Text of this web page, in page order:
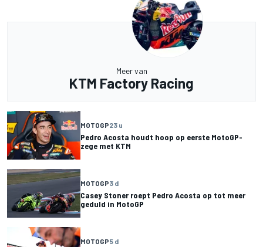
Meer van
KTM Factory Racing
MOTOGP23 u
Pedro Acosta houdt hoop op eerste MotoGP-
zege met KTM
MOTOGP3 d
Casey Stoner roept Pedro Acosta op tot meer
geduld in MotoGP
MOTOGP5 d